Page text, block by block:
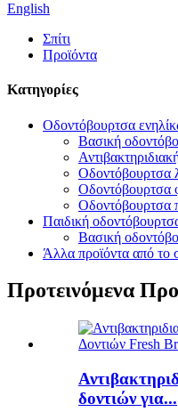
English
Σπίτι
Προϊόντα
Κατηγορίες
Οδοντόβουρτσα
Βασική
Οδοντόβουρτσα
Οδοντόβουρτσα
Οδοντόβουρτσα
Παιδική
Βασική
Άλλα προϊόντα από το
Προτεινόμενα
δοντιών για...